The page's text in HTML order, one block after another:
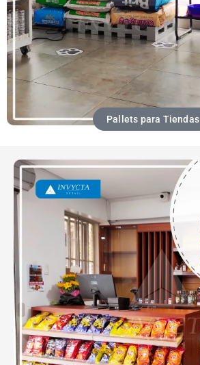
Pallets para Tiendas